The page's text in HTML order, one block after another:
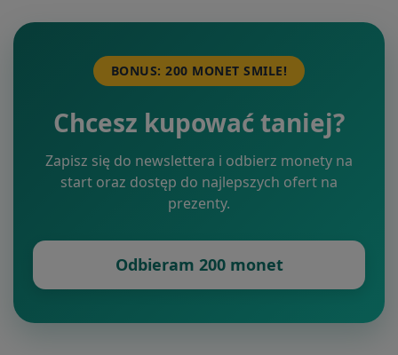
BONUS: 200 MONET SMILE!
Chcesz kupować taniej?
Zapisz się do newslettera i odbierz monety na
start oraz dostęp do najlepszych ofert na
prezenty.
Odbieram 200 monet